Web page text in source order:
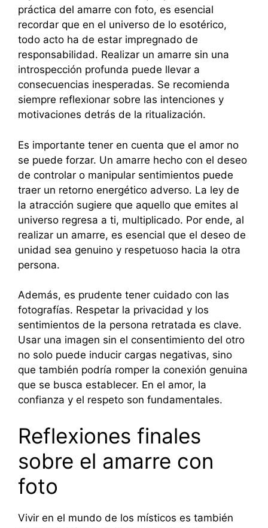
práctica del amarre con foto, es esencial
recordar que en el universo de lo esotérico,
todo acto ha de estar impregnado de
responsabilidad. Realizar un amarre sin una
introspección profunda puede llevar a
consecuencias inesperadas. Se recomienda
siempre reflexionar sobre las intenciones y
motivaciones detrás de la ritualización.
Es importante tener en cuenta que el amor no
se puede forzar. Un amarre hecho con el deseo
de controlar o manipular sentimientos puede
traer un retorno energético adverso. La ley de
la atracción sugiere que aquello que emites al
universo regresa a ti, multiplicado. Por ende, al
realizar un amarre, es esencial que el deseo de
unidad sea genuino y respetuoso hacia la otra
persona.
Además, es prudente tener cuidado con las
fotografías. Respetar la privacidad y los
sentimientos de la persona retratada es clave.
Usar una imagen sin el consentimiento del otro
no solo puede inducir cargas negativas, sino
que también podría romper la conexión genuina
que se busca establecer. En el amor, la
confianza y el respeto son fundamentales.
Reflexiones finales
sobre el amarre con
foto
Vivir en el mundo de los místicos es también